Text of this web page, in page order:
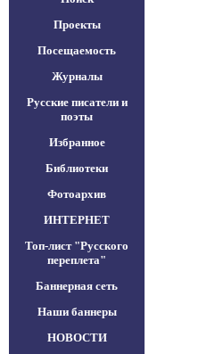
Проекты
Посещаемость
Журналы
Русские писатели и
поэты
Избранное
Библиотеки
Фотоархив
ИНТЕРНЕТ
Топ-лист "Русского
переплета"
Баннерная сеть
Наши баннеры
НОВОСТИ